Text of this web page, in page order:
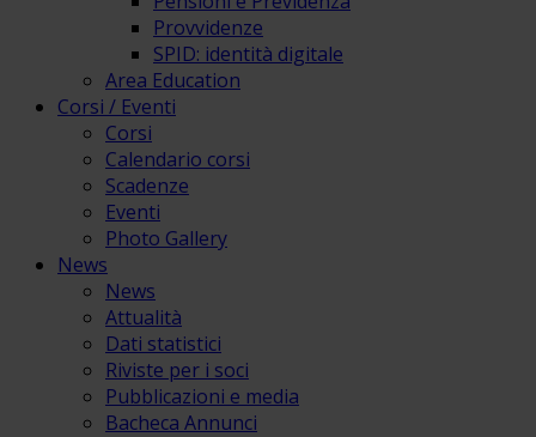
Provvidenze
SPID: identità digitale
Area Education
Corsi / Eventi
Corsi
Calendario corsi
Scadenze
Eventi
Photo Gallery
News
News
Attualità
Dati statistici
Riviste per i soci
Pubblicazioni e media
Bacheca Annunci